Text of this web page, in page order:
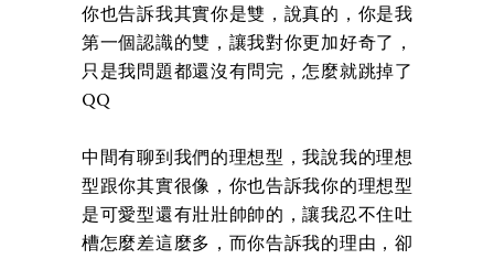
你也告訴我其實你是雙，說真的，你是我
第一個認識的雙，讓我對你更加好奇了，
只是我問題都還沒有問完，怎麼就跳掉了
QQ
中間有聊到我們的理想型，我說我的理想
型跟你其實很像，你也告訴我你的理想型
是可愛型還有壯壯帥帥的，讓我忍不住吐
槽怎麼差這麼多，而你告訴我的理由，卻